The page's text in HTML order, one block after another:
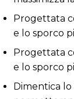
Progettata
e lo sporco
Progettata
e lo sporco
Dimentica lo